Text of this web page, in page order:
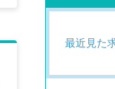
最近見た